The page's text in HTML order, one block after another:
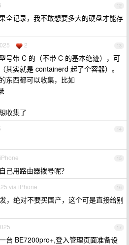
12
全记录，我不敢想要多大的硬盘才能存
13
2
号带 C 的（不带 C 的基本绝迹），可
其实就是 containerd 起了个容器）。
东西都可以收集，比如
收集了
14
15
己用路由器拨号呢？
16
via iPhone
，绝对不要买国产，这个可是直接给别
17
台 BE7200pro+,登入管理页面准备设